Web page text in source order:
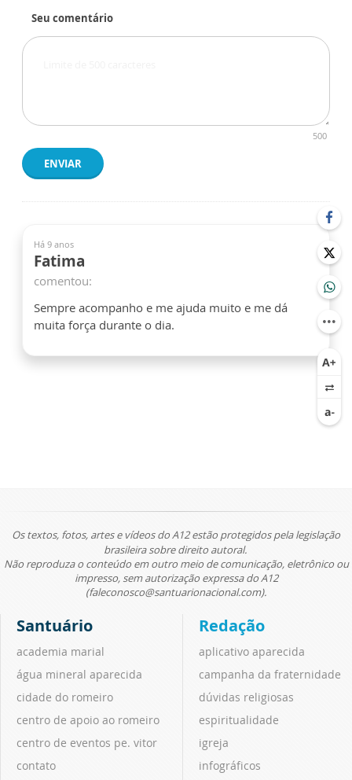
Seu comentário
500
ENVIAR
Há 9 anos
Fatima
comentou:
Sempre acompanho e me ajuda muito e me dá
muita força durante o dia.
Os textos, fotos, artes e vídeos do A12 estão protegidos pela legislação
brasileira sobre direito autoral.
Não reproduza o conteúdo em outro meio de comunicação, eletrônico ou
impresso, sem autorização expressa do A12
(faleconosco@santuarionacional.com).
Santuário
academia marial
água mineral aparecida
cidade do romeiro
centro de apoio ao romeiro
centro de eventos pe. vitor
contato
Redação
aplicativo aparecida
campanha da fraternidade
dúvidas religiosas
espiritualidade
igreja
infográficos